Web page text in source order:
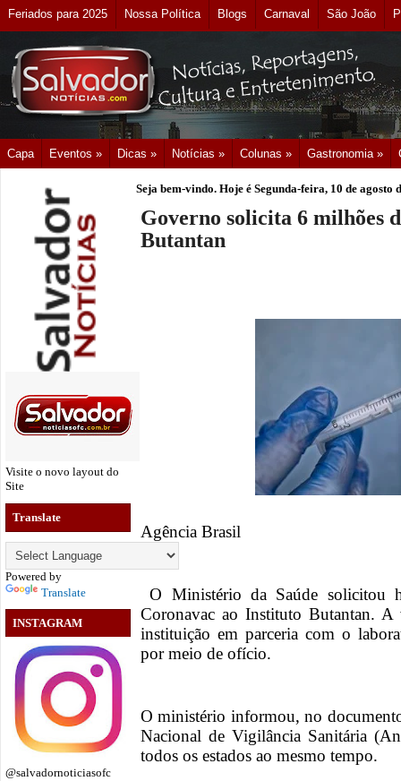
Feriados para 2025 Nossa Política Blogs Carnaval São João
Capa Eventos » Dicas » Notícias » Colunas » Gastronomia »
Visite o novo layout do
Site
Translate
Powered by
Translate
INSTAGRAM
@salvadornoticiasofc
Seja bem-vindo. Hoje é Segunda-feira, 10 de agosto
Governo solicita 6 milhões
Butantan
Agência Brasil
O Ministério da Saúde solicitou
Coronavac ao Instituto Butantan. A
instituição em parceria com o
por meio de ofício.
O ministério informou, no
Nacional de Vigilância Sanitária
todos os estados ao mesmo tempo.